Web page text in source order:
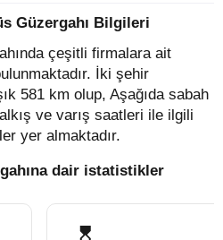
Güzergahı Bilgileri
çeşitli firmalara ait
İki şehir
581 km olup, Aşağıda sabah
ve varış saatleri ile ilgili
yer almaktadır.
dair istatistikler